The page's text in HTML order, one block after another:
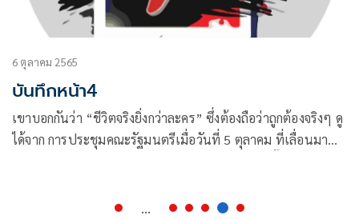
6 ตุลาคม 2565
บันทึกหน้า4
เขาบอกกันว่า “ชีวิตจริงยิ่งกว่าละคร” ซึ่งต้องถือว่าถูกต้องจริงๆ ดู
ได้จาก การประชุมคณะรัฐมนตรีเมื่อวันที่ 5 ตุลาคม ที่เลื่อนมา
...